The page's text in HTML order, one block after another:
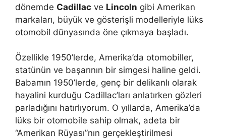
dönemde Cadillac ve Lincoln gibi Amerikan
markaları, büyük ve gösterişli modelleriyle lüks
otomobil dünyasında öne çıkmaya başladı.
Özellikle 1950’lerde, Amerika’da otomobiller,
statünün ve başarının bir simgesi haline geldi.
Babamın 1950’lerde, genç bir delikanlı olarak
hayalini kurduğu Cadillac’ları anlatırken gözleri
parladığını hatırlıyorum. O yıllarda, Amerika’da
lüks bir otomobile sahip olmak, adeta bir
“Amerikan Rüyası”nın gerçekleştirilmesi